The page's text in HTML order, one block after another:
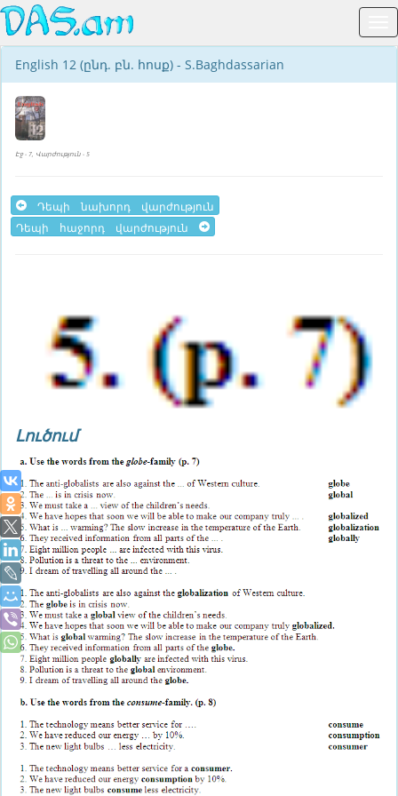
English 12 (ընդ. բն. հոսք) - S.Baghdassarian
Էջ - 7, Վարժություն - 5
Դեպի նախորդ վարժություն
Դեպի հաջորդ վարժություն
Լուծում